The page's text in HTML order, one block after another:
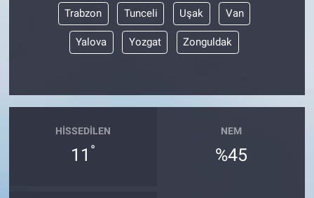
Trabzon Tunceli Uşak Van
Yalova Yozgat Zonguldak
HISSEDILEN
11 °
NEM
%45